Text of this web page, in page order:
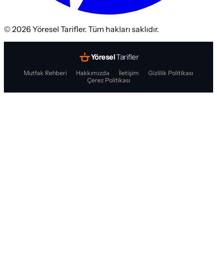
© 2026 Yöresel Tarifler. Tüm hakları saklıdır.
YöreselTarifler
Mutfak Rehberi Hakkımızda İletişim
Gizlilik Politikası
Çerez Politikası